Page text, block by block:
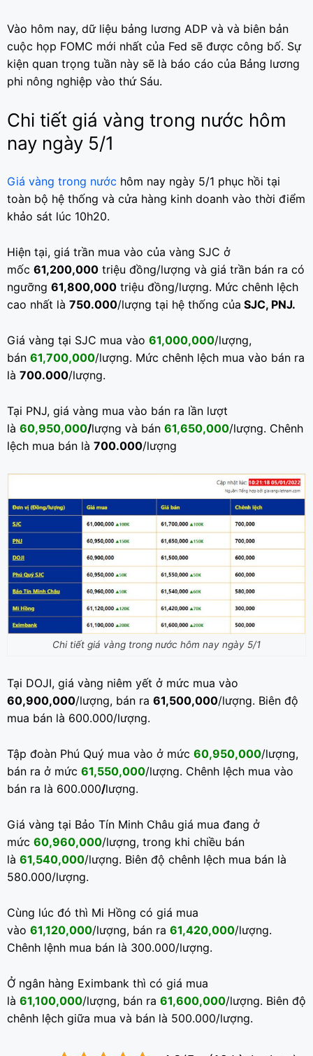
Vào hôm nay, dữ liệu bảng lương ADP và và biên bản
cuộc họp FOMC mới nhất của Fed sẽ được công bố. Sự
kiện quan trọng tuần này sẽ là báo cáo của Bảng lương
phi nông nghiệp vào thứ Sáu.
Chi tiết giá vàng trong nước hôm
nay ngày 5/1
Giá vàng trong nước hôm nay ngày 5/1 phục hồi tại
toàn bộ hệ thống và cửa hàng kinh doanh vào thời điểm
khảo sát lúc 10h20.
Hiện tại, giá trần mua vào của vàng SJC ở
mốc 61,200,000 triệu đồng/lượng và giá trần bán ra có
ngưỡng 61,800,000 triệu đồng/lượng. Mức chênh lệch
cao nhất là 750.000/lượng tại hệ thống của SJC, PNJ.
Giá vàng tại SJC mua vào 61,000,000/lượng,
bán 61,700,000/lượng. Mức chênh lệch mua vào bán ra
là 700.000/lượng.
Tại PNJ, giá vàng mua vào bán ra lần lượt
là 60,950,000/lượng và bán 61,650,000/lượng. Chênh
lệch mua bán là 700.000/lượng
Chi tiết giá vàng trong nước hôm nay ngày 5/1
Tại DOJI, giá vàng niêm yết ở mức mua vào
60,900,000/lượng, bán ra 61,500,000/lượng. Biên độ
mua bán là 600.000/lượng.
Tập đoàn Phú Quý mua vào ở mức 60,950,000/lượng,
bán ra ở mức 61,550,000/lượng. Chênh lệch mua vào
bán ra là 600.000/lượng.
Giá vàng tại Bảo Tín Minh Châu giá mua đang ở
mức 60,960,000/lượng, trong khi chiều bán
là 61,540,000/lượng. Biên độ chênh lệch mua bán là
580.000/lượng.
Cùng lúc đó thì Mi Hồng có giá mua
vào 61,120,000/lượng, bán ra 61,420,000/lượng.
Chênh lệnh mua bán là 300.000/lượng.
Ở ngân hàng Eximbank thì có giá mua
là 61,100,000/lượng, bán ra 61,600,000/lượng. Biên độ
chênh lệch giữa mua và bán là 500.000/lượng.